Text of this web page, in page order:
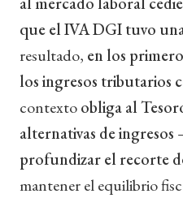
que el IVA DGI tuvo
resultado, en los
los ingresos tributarios
contextoobliga al
alternativas de ingresos
profundizar el recorte
mantener el equilibrio